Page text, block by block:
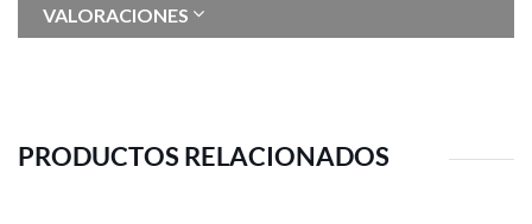
VALORACIONES
PRODUCTOS RELACIONADOS